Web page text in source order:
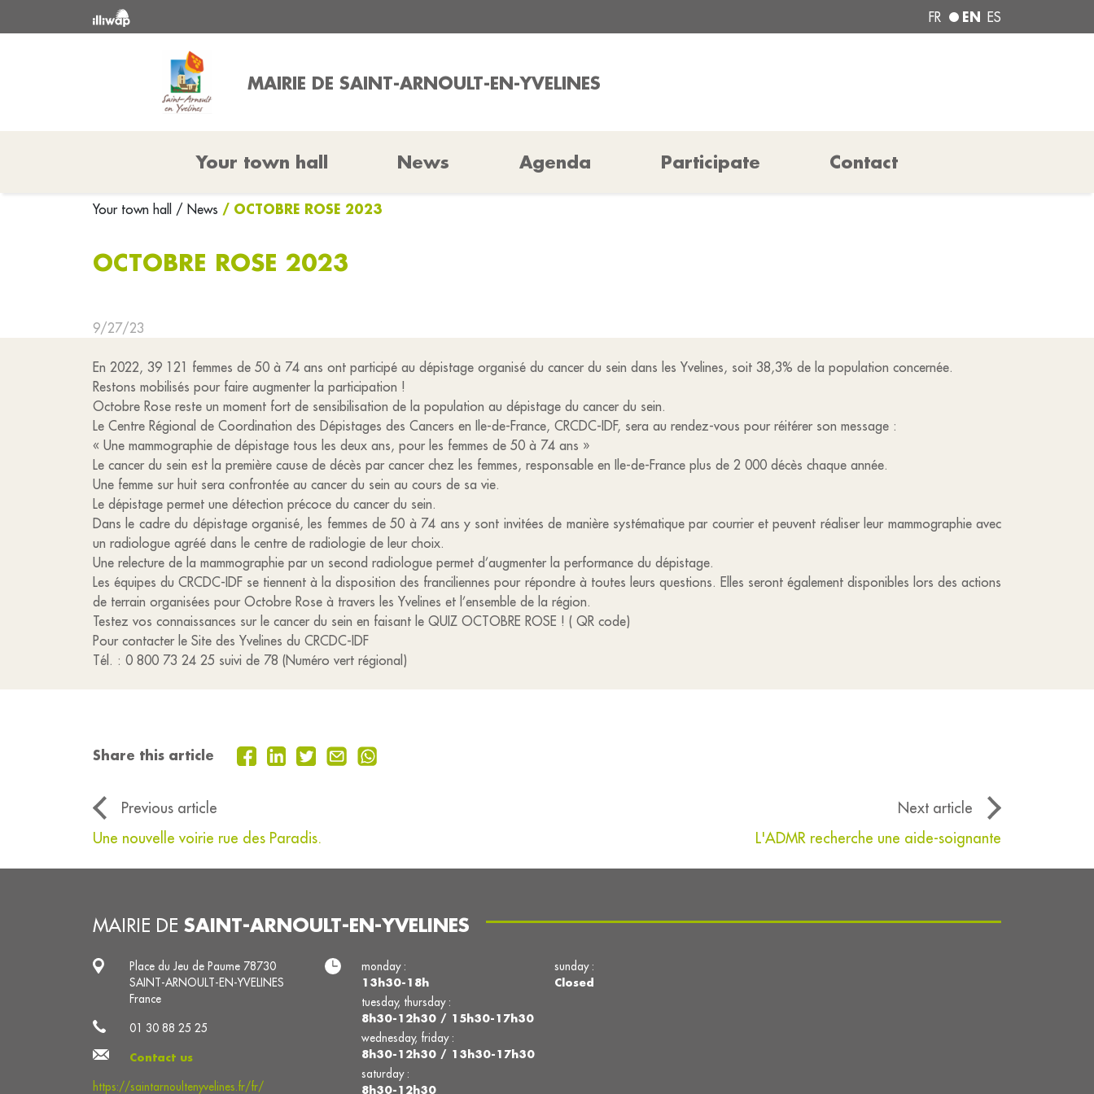
FR EN ES
MAIRIE DE SAINT-ARNOULT-EN-YVELINES
Your town hall News Agenda Participate Contact
Your town hall / News / OCTOBRE ROSE 2023
OCTOBRE ROSE 2023
9/27/23
En 2022, 39 121 femmes de 50 à 74 ans ont participé au dépistage organisé du cancer du sein dans les Yvelines, soit 38,3% de la population concernée.
Restons mobilisés pour faire augmenter la participation !
Octobre Rose reste un moment fort de sensibilisation de la population au dépistage du cancer du sein.
Le Centre Régional de Coordination des Dépistages des Cancers en Ile-de-France, CRCDC-IDF, sera au rendez-vous pour réitérer son message :
« Une mammographie de dépistage tous les deux ans, pour les femmes de 50 à 74 ans »
Le cancer du sein est la première cause de décès par cancer chez les femmes, responsable en Ile-de-France plus de 2 000 décès chaque année.
Une femme sur huit sera confrontée au cancer du sein au cours de sa vie.
Le dépistage permet une détection précoce du cancer du sein.
Dans le cadre du dépistage organisé, les femmes de 50 à 74 ans y sont invitées de manière systématique par courrier et peuvent réaliser leur mammographie avec
un radiologue agréé dans le centre de radiologie de leur choix.
Une relecture de la mammographie par un second radiologue permet d’augmenter la performance du dépistage.
Les équipes du CRCDC-IDF se tiennent à la disposition des franciliennes pour répondre à toutes leurs questions. Elles seront également disponibles lors des actions
de terrain organisées pour Octobre Rose à travers les Yvelines et l’ensemble de la région.
Testez vos connaissances sur le cancer du sein en faisant le QUIZ OCTOBRE ROSE ! ( QR code)
Pour contacter le Site des Yvelines du CRCDC-IDF
Tél. : 0 800 73 24 25 suivi de 78 (Numéro vert régional)
Share this article
Previous article
Next article
Une nouvelle voirie rue des Paradis.
L'ADMR recherche une aide-soignante
MAIRIE DE SAINT-ARNOULT-EN-YVELINES
Place du Jeu de Paume 78730
SAINT-ARNOULT-EN-YVELINES
France
01 30 88 25 25
Contact us
https://saintarnoultenyvelines.fr/fr/
monday :
13h30-18h
tuesday, thursday :
8h30-12h30 / 15h30-17h30
wednesday, friday :
8h30-12h30 / 13h30-17h30
saturday :
8h30-12h30
sunday :
Closed